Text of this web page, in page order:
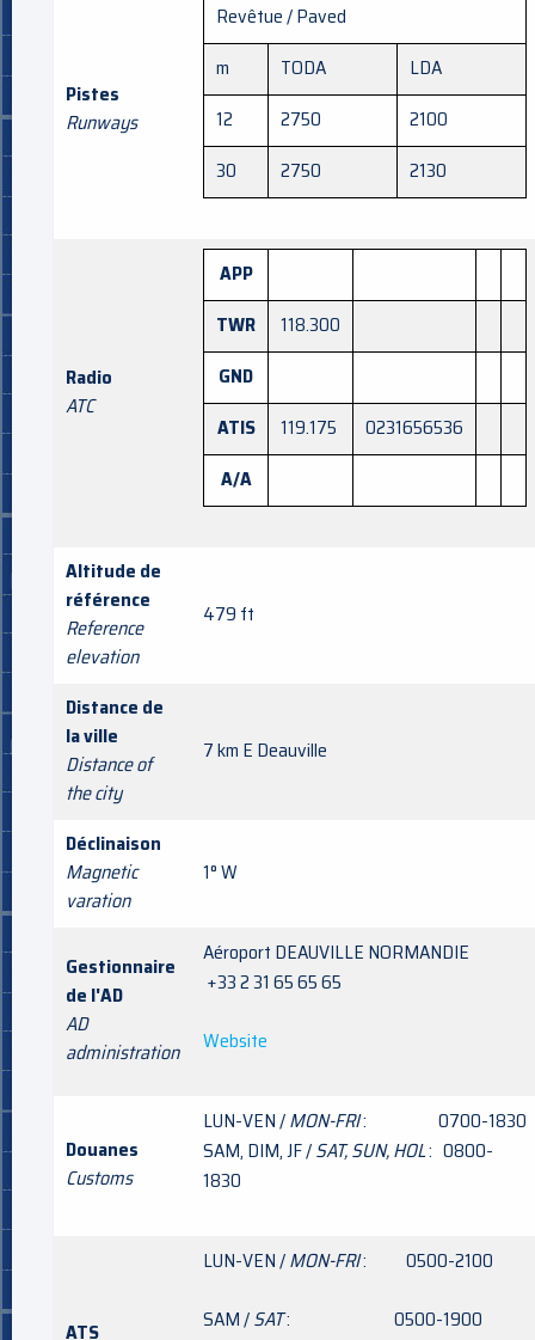
Pistes
Runways
Revêtue / Paved
m
TODA
LDA
12
2750
2100
30
2750 2130
Radio
ATC
APP
TWR
118.300
GND
ATIS
119.175
0231656536
A/A
Altitude de
référence
Reference
elevation
479 ft
Distance de
la ville
Distance of
the city
7 km E Deauville
Déclinaison
Magnetic
varation
1° W
Gestionnaire
de l'AD
AD
administration
Aéroport DEAUVILLE NORMANDIE
+33 2 31 65 65 65
Website
Douanes
Customs
LUN-VEN /MON-FRI: 0700-1830
SAM, DIM, JF /SAT, SUN, HOL: 0800-
1830
ATS
LUN-VEN /MON-FRI: 0500-2100
SAM /SAT: 0500-1900